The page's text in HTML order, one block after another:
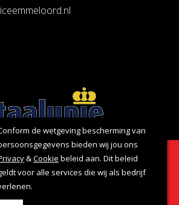
de wetgeving bescherming van
bieden wij jou ons
&Cookie beleid aan. Dit beleid
voor alle services die wij als bedrijf
- Dieselservice Emmeloord |
Nova Septem